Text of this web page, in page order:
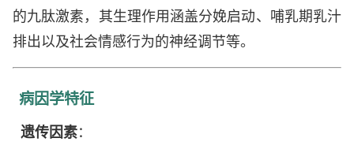
的九肽激素，其生理作用涵盖分娩启动、哺乳期乳汁
排出以及社会情感行为的神经调节等。
病因学特征
遗传因素：